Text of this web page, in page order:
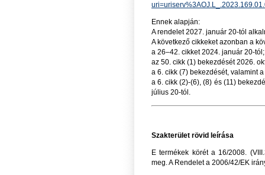
Ennek alapján:
A rendelet 2027. január 20-tól
A következő cikkeket azonban a
a 26–42. cikket 2024. január 20-tól;
az 50. cikk (1) bekezdését 2026.
a 6. cikk (7) bekezdését, valamint
a 6. cikk (2)-(6), (8) és (11)
július 20-tól.
Szakterület rövid leírása
E termékek körét a 16/2008.
meg. A Rendelet a 2006/42/EK